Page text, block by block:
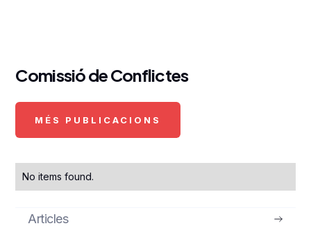
Comissió de Conflictes
MÉS PUBLICACIONS
No items found.
Articles